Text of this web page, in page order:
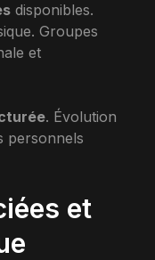
disponibles.
Groupes
et
. Évolution
personnels
et